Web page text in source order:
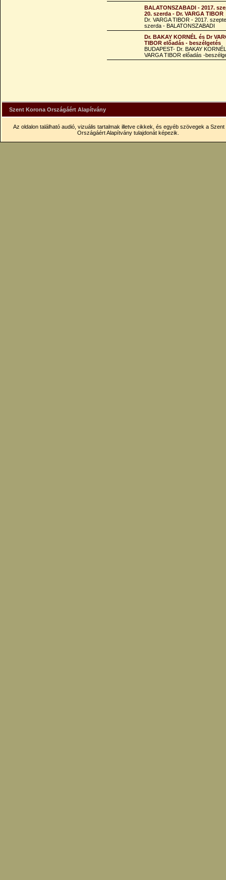
BALATONSZABADI - 2017.
20. szerda - Dr. VARGA TIBOR
Dr. VARGA TIBOR - 2017.
szerda - BALATONSZABADI
Dr. BAKAY KORNÉL és Dr
TIBOR előadás - beszélgetés
BUDAPEST- Dr. BAKAY
VARGA TIBOR előadás -
Szent Korona Országáért Alapítvány
Az oldalon található audió, vizuális tartalmak illetve cikkek, és egyéb szövegek a Szent
Országáért Alapítvány tulajdonát képezik.